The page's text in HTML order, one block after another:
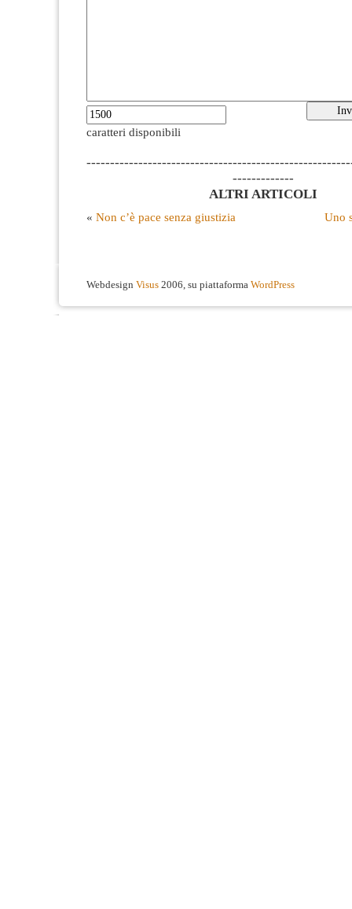
caratteri disponibili
-------------
ALTRI ARTICOLI
« Non c’è pace senza giustizia Uno
Webdesign Visus 2006, su piattaforma WordPress